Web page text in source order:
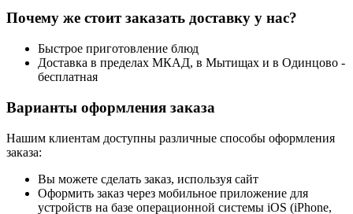
Почему же стоит заказать доставку у нас?
Быстрое приготовление блюд
Доставка в пределах МКАД, в Мытищах и в Одинцово -
бесплатная
Варианты оформления заказа
Нашим клиентам доступны различные способы оформления
заказа:
Вы можете сделать заказ, используя сайт
Оформить заказ через мобильное приложение для
устройств на базе операционной системы iOS (iPhone,